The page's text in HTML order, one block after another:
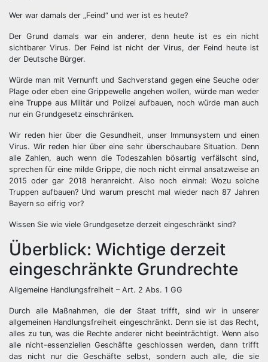
Wer war damals der „Feind“ und wer ist es heute?
Der Grund damals war ein anderer, denn heute ist es ein nicht
sichtbarer Virus. Der Feind ist nicht der Virus, der Feind heute ist
der Deutsche Bürger.
Würde man mit Vernunft und Sachverstand gegen eine Seuche oder
Plage oder eben eine Grippewelle angehen wollen, würde man weder
eine Truppe aus Militär und Polizei aufbauen, noch würde man auch
nur ein Grundgesetz einschränken.
Wir reden hier über die Gesundheit, unser Immunsystem und einen
Virus. Wir reden hier über eine sehr überschaubare Situation. Denn
alle Zahlen, auch wenn die Todeszahlen bösartig verfälscht sind,
sprechen für eine milde Grippe, die noch nicht einmal ansatzweise an
2015 oder gar 2018 heranreicht. Also noch einmal: Wozu solche
Truppen aufbauen? Und warum prescht mal wieder nach 87 Jahren
Bayern so eifrig vor?
Wissen Sie wie viele Grundgesetze derzeit eingeschränkt sind?
Überblick: Wichtige derzeit
eingeschränkte Grundrechte
Allgemeine Handlungsfreiheit – Art. 2 Abs. 1 GG
Durch alle Maßnahmen, die der Staat trifft, sind wir in unserer
allgemeinen Handlungsfreiheit eingeschränkt. Denn sie ist das Recht,
alles zu tun, was die Rechte anderer nicht beeinträchtigt. Wenn also
alle nicht-essenziellen Geschäfte geschlossen werden, dann trifft
das nicht nur die Geschäfte selbst, sondern auch alle, die sie